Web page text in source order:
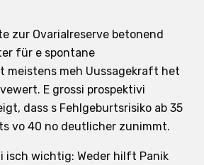
zur Ovarialreserve betonend
für e spontane
meistens meh Uussagekraft het
E grossi prospektivi
dass s Fehlgeburtsrisiko ab 35
vo 40 no deutlicher zunimmt.
isch wichtig: Weder hilft Panik